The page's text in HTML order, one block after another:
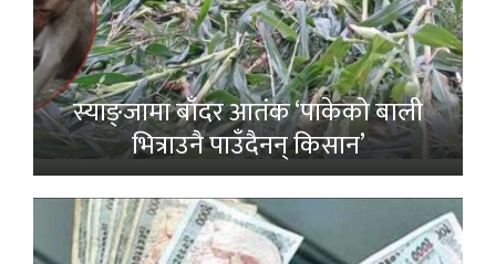
स्याङ्जामा बाँदर आतंक ‘पाकेको बाली
भित्राउनै पाउँदैनन् किसान’